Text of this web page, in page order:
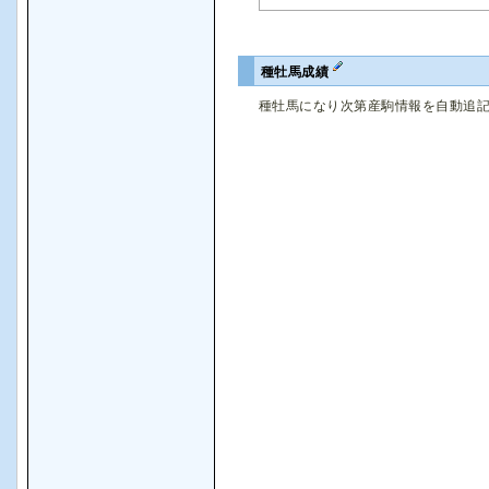
種牡馬成績
種牡馬になり次第産駒情報を自動追